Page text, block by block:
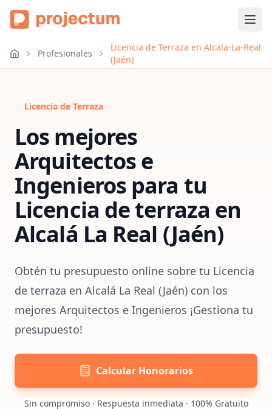
Profesionales
Licencia de Terraza en Alcala-La-Real
(Jaén)
Licencia de Terraza
Los mejores
Arquitectos e
Ingenieros para tu
Licencia de terraza en
Alcalá La Real (Jaén)
Obtén tu presupuesto online sobre tu Licencia
de terraza en Alcalá La Real (Jaén) con los
mejores Arquitectos e Ingenieros ¡Gestiona tu
presupuesto!
Calcular Honorarios
Sin compromiso · Respuesta inmediata · 100% Gratuito